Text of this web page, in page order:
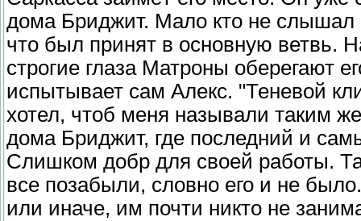
дома Бриджит. Мало кто не
что был принят в основную ветвь.
строгие глаза Матроны оберегают
испытывает сам Алекс. "Теневой
хотел, чтоб меня называли таким
дома Бриджит, где последний и
Слишком добр для своей работы.
все позабыли, словно его и не
или иначе, им почти никто не